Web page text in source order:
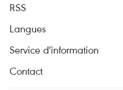
RSS
Langues
Service d'information
Contact